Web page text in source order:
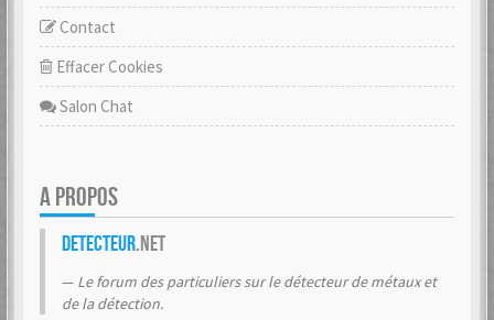
Contact
Effacer Cookies
Salon Chat
A PROPOS
Detecteur.net
Le forum des particuliers sur le détecteur de métaux et
de la détection.